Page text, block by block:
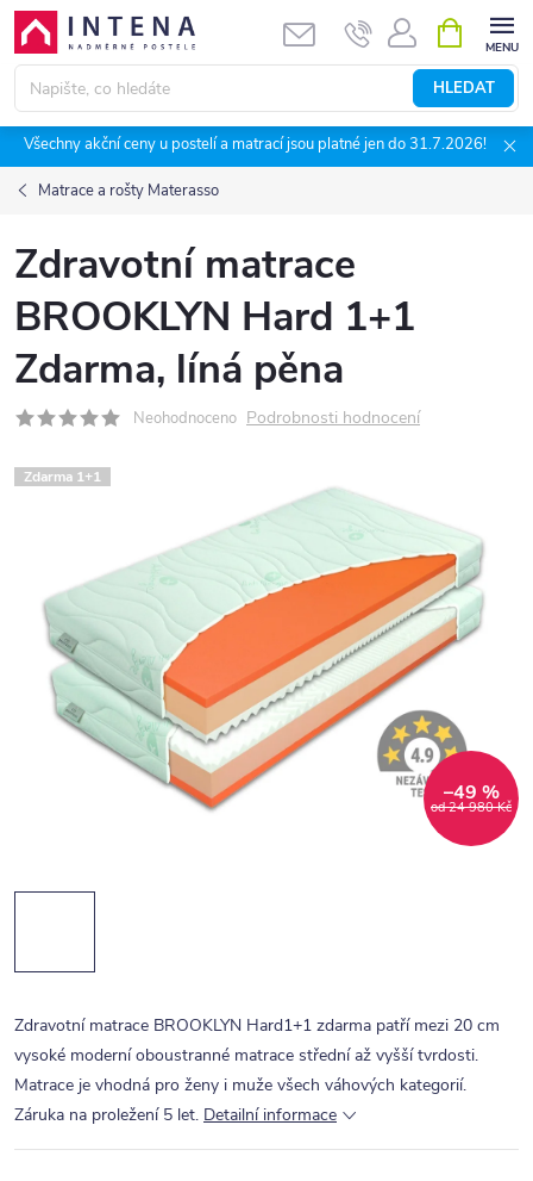
Přejít
obsah
HLEDAT
NÁKUPNÍ
KOŠÍK
Všechny akční ceny u postelí a matrací jsou platné jen do 31.7.2026!
Matrace a rošty Materasso
Zdravotní matrace
BROOKLYN Hard 1+1
Zdarma, líná pěna
Neohodnoceno Podrobnosti hodnocení
Zdarma 1+1
od 24 980 Kč
–49 %
Zdravotní matrace BROOKLYN Hard1+1 zdarma patří mezi 20 cm
vysoké moderní oboustranné matrace střední až vyšší tvrdosti.
Matrace je vhodná pro ženy i muže všech váhových kategorií.
Záruka na proležení 5 let. Detailní informace